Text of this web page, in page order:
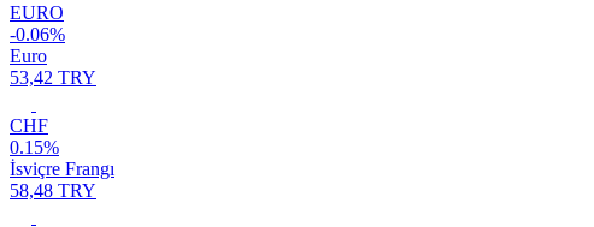
EURO
-0.06%
Euro
53,42 TRY
CHF
0.15%
İsviçre Frangı
58,48 TRY